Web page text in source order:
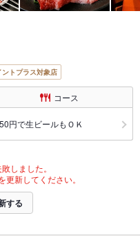
ントプラス対象店
コース
円で生ビールもＯＫ
しました。
新してください。
する